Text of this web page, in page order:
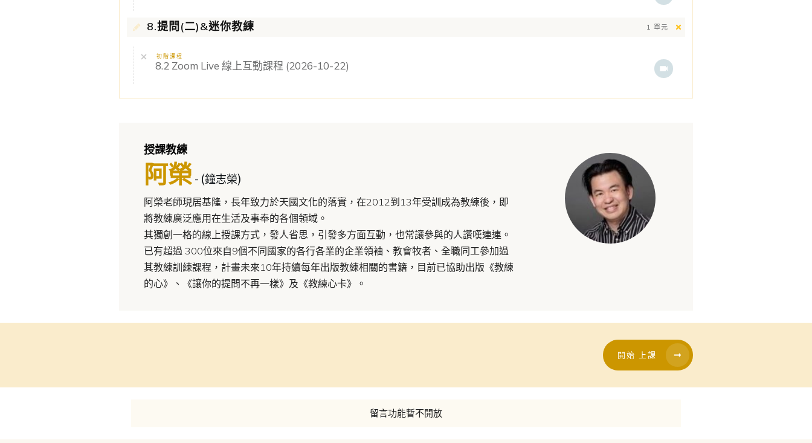
8.提問(二)&迷你教練 1 單元
初階課程
8.2 Zoom Live 線上互動課程 (2026-10-22)
授課教練
阿榮- (鐘志榮)
阿榮老師現居基隆，長年致力於天國文化的落實，在2012到13年受訓成為教練後，即
將教練廣泛應用在生活及事奉的各個領域。
其獨創一格的線上授課方式，發人省思，引發多方面互動，也常讓參與的人讚嘆連連。
已有超過 300位來自9個不同國家的各行各業的企業領袖、教會牧者、全職同工參加過
其教練訓練課程，計畫未來10年持續每年出版教練相關的書籍，目前已協助出版《教練
的心》、《讓你的提問不再一樣》及《教練心卡》。
開始 上課
留言功能暫不開放